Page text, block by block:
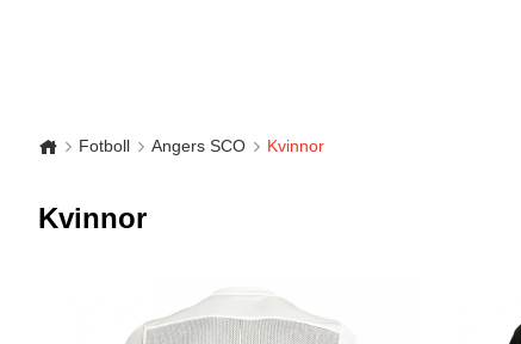
Fotboll Angers SCO Kvinnor
Kvinnor